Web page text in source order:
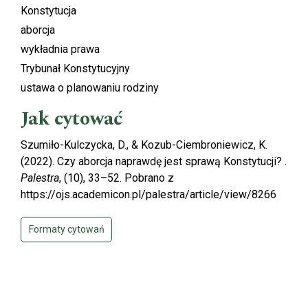
Konstytucja
aborcja
wykładnia prawa
Trybunał Konstytucyjny
ustawa o planowaniu rodziny
Jak cytować
Szumiło-Kulczycka, D., & Kozub-Ciembroniewicz, K.
(2022). Czy aborcja naprawdę jest sprawą Konstytucji? .
Palestra, (10), 33–52. Pobrano z
https://ojs.academicon.pl/palestra/article/view/8266
Formaty cytowań